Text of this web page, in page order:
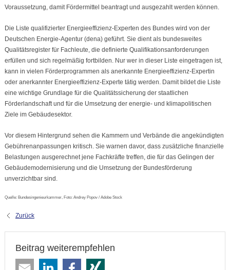
Voraussetzung, damit Fördermittel beantragt und ausgezahlt werden können.
Die Liste qualifizierter Energieeffizienz-Experten des Bundes wird von der
Deutschen Energie-Agentur (dena) geführt. Sie dient als bundesweites
Qualitätsregister für Fachleute, die definierte Qualifikationsanforderungen
erfüllen und sich regelmäßig fortbilden. Nur wer in dieser Liste eingetragen ist,
kann in vielen Förderprogrammen als anerkannte Energieeffizienz-Expertin
oder anerkannter Energieeffizienz-Experte tätig werden. Damit bildet die Liste
eine wichtige Grundlage für die Qualitätssicherung der staatlichen
Förderlandschaft und für die Umsetzung der energie- und klimapolitischen
Ziele im Gebäudesektor.
Vor diesem Hintergrund sehen die Kammern und Verbände die angekündigten
Gebührenanpassungen kritisch. Sie warnen davor, dass zusätzliche finanzielle
Belastungen ausgerechnet jene Fachkräfte treffen, die für das Gelingen der
Gebäudemodernisierung und die Umsetzung der Bundesförderung
unverzichtbar sind.
Quelle: Bundesingenieurkammer, Foto: Andrey Popov / Adobe Stock
Zurück
Beitrag weiterempfehlen